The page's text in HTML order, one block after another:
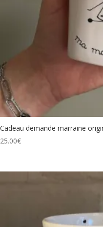
Cadeau demande marraine
25.00€